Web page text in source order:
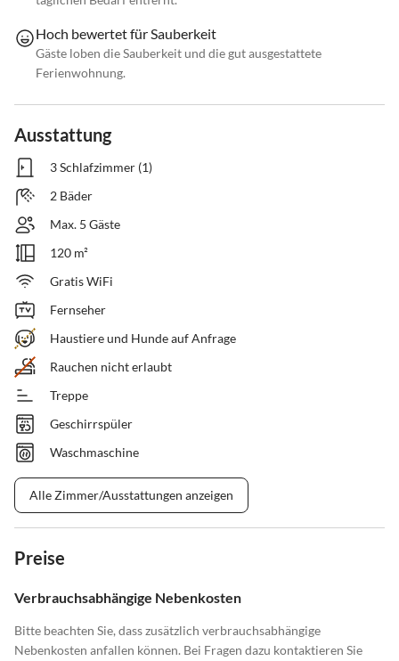
Hoch bewertet für Sauberkeit
Gäste loben die Sauberkeit und die gut ausgestattete
Ferienwohnung.
Ausstattung
3 Schlafzimmer (1)
2 Bäder
Max. 5 Gäste
120 m²
Gratis WiFi
Fernseher
Haustiere und Hunde auf Anfrage
Rauchen nicht erlaubt
Treppe
Geschirrspüler
Waschmaschine
Alle Zimmer/Ausstattungen anzeigen
Preise
Verbrauchsabhängige Nebenkosten
Bitte beachten Sie, dass zusätzlich verbrauchsabhängige
Nebenkosten anfallen können. Bei Fragen dazu kontaktieren Sie